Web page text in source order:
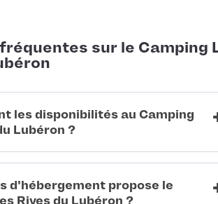
sur le Camping
les disponibilités au Camping
Lubéron ?
d'hébergement propose le
Rives du Lubéron ?